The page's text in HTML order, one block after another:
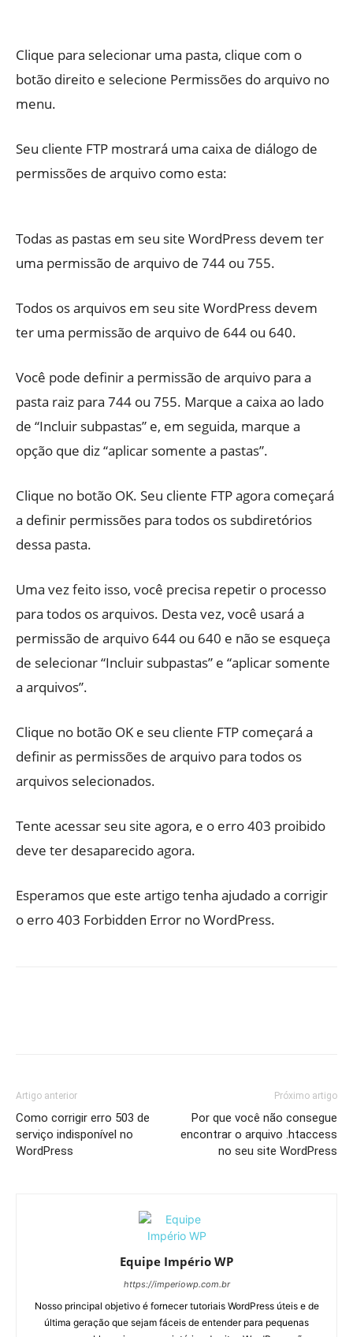
Clique para selecionar uma pasta, clique com o
botão direito e selecione Permissões do arquivo no
menu.
Seu cliente FTP mostrará uma caixa de diálogo de
permissões de arquivo como esta:
Todas as pastas em seu site WordPress devem ter
uma permissão de arquivo de 744 ou 755.
Todos os arquivos em seu site WordPress devem
ter uma permissão de arquivo de 644 ou 640.
Você pode definir a permissão de arquivo para a
pasta raiz para 744 ou 755. Marque a caixa ao lado
de “Incluir subpastas” e, em seguida, marque a
opção que diz “aplicar somente a pastas”.
Clique no botão OK. Seu cliente FTP agora começará
a definir permissões para todos os subdiretórios
dessa pasta.
Uma vez feito isso, você precisa repetir o processo
para todos os arquivos. Desta vez, você usará a
permissão de arquivo 644 ou 640 e não se esqueça
de selecionar “Incluir subpastas” e “aplicar somente
a arquivos”.
Clique no botão OK e seu cliente FTP começará a
definir as permissões de arquivo para todos os
arquivos selecionados.
Tente acessar seu site agora, e o erro 403 proibido
deve ter desaparecido agora.
Esperamos que este artigo tenha ajudado a corrigir
o erro 403 Forbidden Error no WordPress.
Artigo anterior
Como corrigir erro 503 de
serviço indisponível no
WordPress
Próximo artigo
Por que você não consegue
encontrar o arquivo .htaccess
no seu site WordPress
Equipe Império WP
https://imperiowp.com.br
Nosso principal objetivo é fornecer tutoriais WordPress úteis e de
última geração que sejam fáceis de entender para pequenas